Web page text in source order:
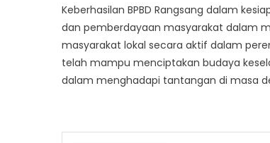
Keberhasilan BPBD Rangsang dalam
dan pemberdayaan masyarakat dalam
masyarakat lokal secara aktif dalam
telah mampu menciptakan budaya
dalam menghadapi tantangan di masa